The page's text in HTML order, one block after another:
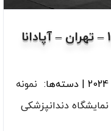
کنگره پروستودونتیست 1395 – تهران – آپادانا
| دسته‌ها: نمونه
نمایشگاه دندانپزشکی